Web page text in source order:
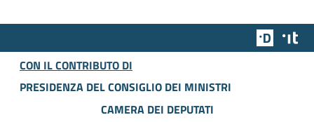
Team
CON IL CONTRIBUTO DI
PRESIDENZA DEL CONSIGLIO DEI MINISTRI
CAMERA DEI DEPUTATI